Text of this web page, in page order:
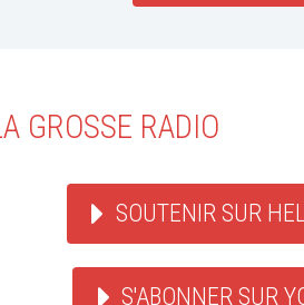
GROSSE RADIO
SOUTENIR SUR
S'ABONNER SUR